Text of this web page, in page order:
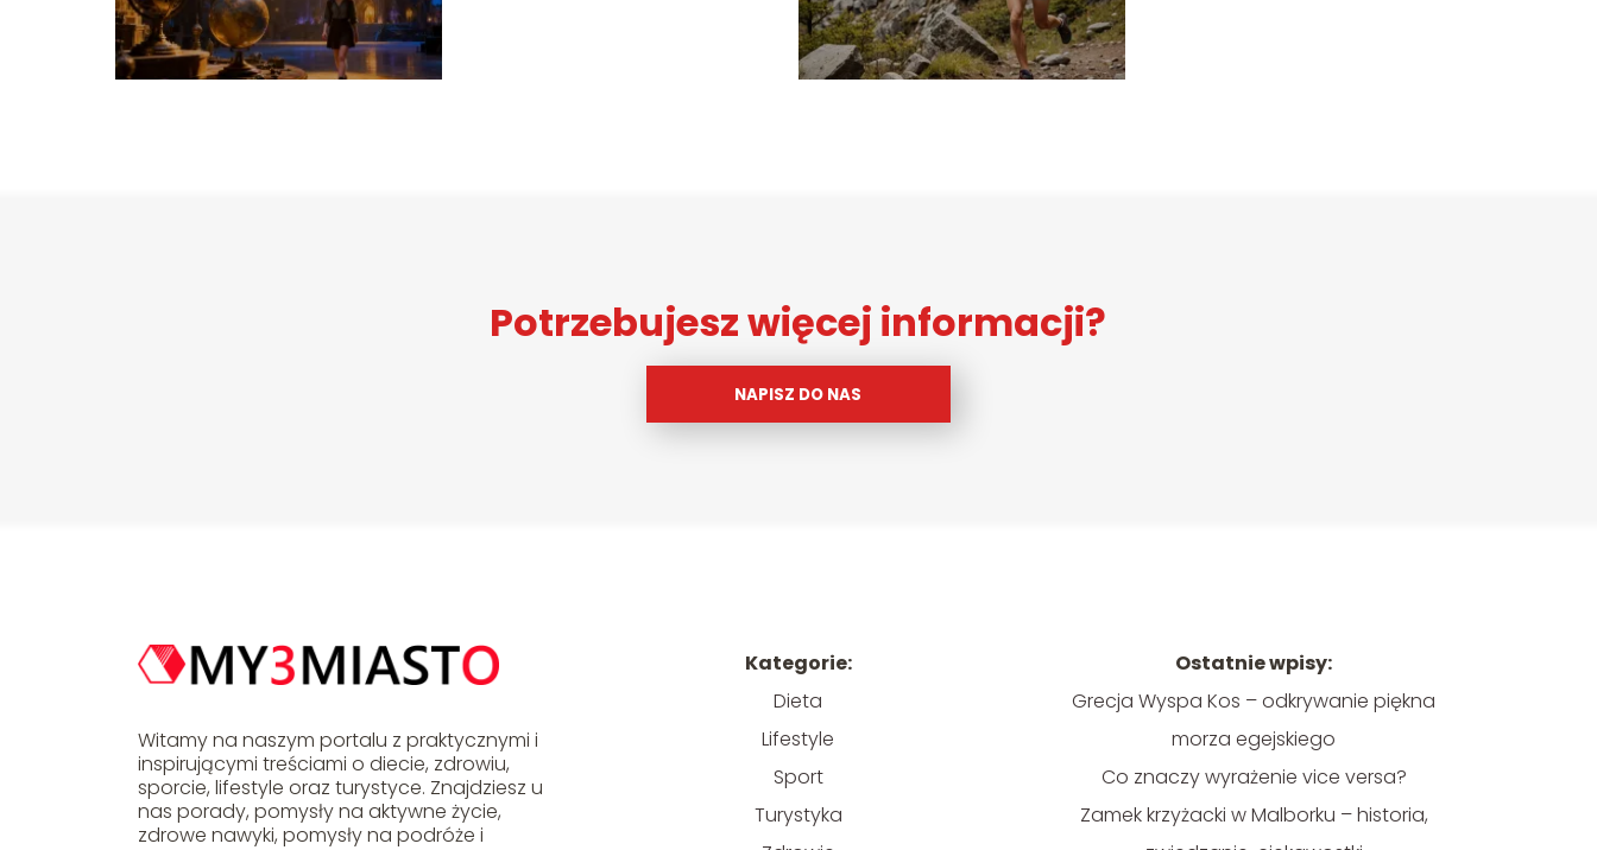
Potrzebujesz więcej informacji?
NAPISZ DO NAS
Witamy na naszym portalu z praktycznymi i
inspirującymi treściami o diecie, zdrowiu,
sporcie, lifestyle oraz turystyce. Znajdziesz u
nas porady, pomysły na aktywne życie,
zdrowe nawyki, pomysły na podróże i
Kategorie:
Dieta
Lifestyle
Sport
Turystyka
Ostatnie wpisy:
Grecja Wyspa Kos – odkrywanie piękna
morza egejskiego
Co znaczy wyrażenie vice versa?
Zamek krzyżacki w Malborku – historia,